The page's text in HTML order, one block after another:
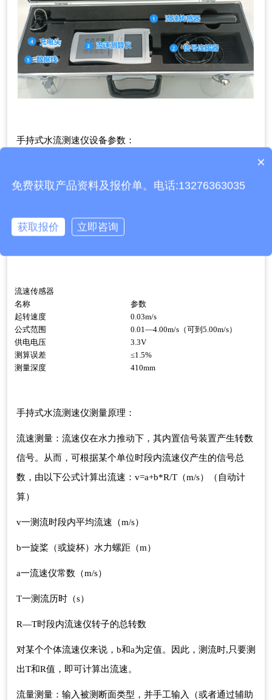
手持式水流测速仪设备参数：
电池
6000mAh
屏幕尺寸
数据存储
流速传感器
名称
参数
起转速度
0.03m/s
公式范围
0.01—4.00m/s（可到5.00m/s）
供电电压
3.3V
测算误差
≤1.5%
测量深度
410mm
手持式水流测速仪测量原理：
流速测量：流速仪在水力推动下，其内置信号装置产生转数
信号。从而，可根据某个单位时段内流速仪产生的信号总
数，由以下公式计算出流速：v=a+b*R/T（m/s）（自动计
算）
v一测流时段内平均流速（m/s）
b一旋桨（或旋杯）水力螺距（m）
a一流速仪常数（m/s）
T一测流历时（s）
R—T时段内流速仪转子的总转数
对某个个体流速仪来说，b和a为定值。因此，测流时,只要测
出T和R值，即可计算出流速。
流量测量：输入被测断面类型，并手工输入（或者通过辅助
产品包含安装吗？
×
免费获取产品资料及报价单。电话:13276363035
获取报价 立即咨询